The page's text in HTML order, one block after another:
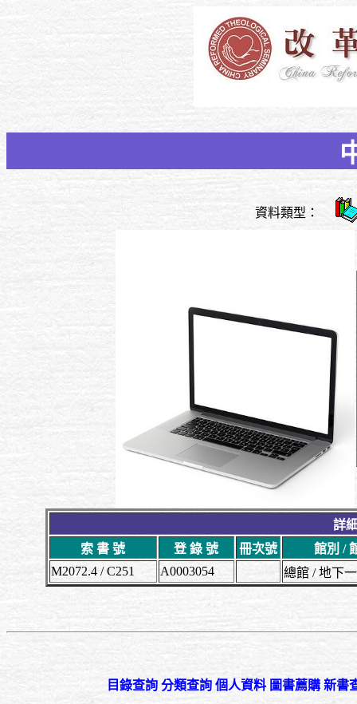
資料類型：
詳
索 書 號
登 錄 號 冊次號
館別 /
M2072.4 / C251
A0003054 總館 / 地下
目錄查詢 分類查詢 個人資料 圖書薦購 新書